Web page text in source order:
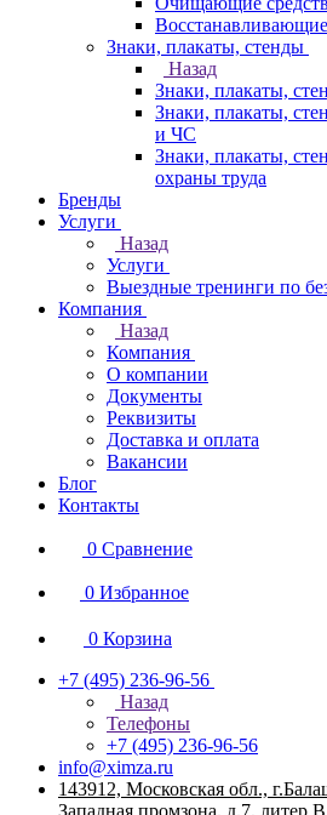
Восстанавливающие
Знаки, плакаты, стенды
Назад
Знаки, плакаты,
Знаки, плакаты,
и ЧС
Знаки, плакаты,
охраны труда
Бренды
Услуги
Назад
Услуги
Выездные тренинги по
Компания
Назад
Компания
О компании
Документы
Реквизиты
Доставка и оплата
Вакансии
Блог
Контакты
0 Сравнение
0 Избранное
0 Корзина
+7 (495) 236-96-56
Назад
Телефоны
+7 (495) 236-96-56
info@ximza.ru
143912, Московская обл.,
Западная промзона, д.7, литер